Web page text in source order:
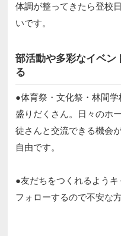
体調が整ってきたら登校
いです。​
部活動や多彩なイベン
る
●体育祭・文化祭・林間
盛りだくさん。日々のホ
徒さんと交流できる機会
自由です。​​
●友だちをつくれるよう
フォローするので不安な